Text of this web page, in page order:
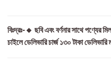
বিঃদ্রঃ-🔸 ছবি এবং বর্ণনার সাথে
চাইলে ডেলিভারি চার্জ ১৩০ টাকা